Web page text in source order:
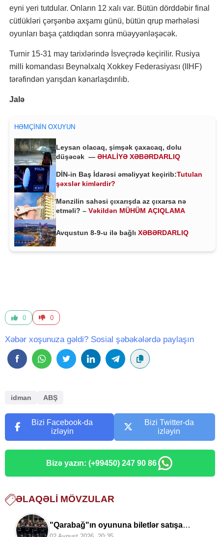
eyni yeri tutdular. Onların 12 xalı var. Bütün dörddəbir final
cütlükləri çərşənbə axşamı günü, bütün qrup mərhələsi
oyunları başa çatdıqdan sonra müəyyənləşəcək.
Turnir 15-31 may tarixlərində İsveçrədə keçirilir. Rusiya
milli komandası Beynəlxalq Xokkey Federasiyası (IIHF)
tərəfindən yarışdan kənarlaşdırılıb.
Jalə
HƏMÇININ OXUYUN
Leysan olacaq, şimşək çaxacaq, dolu
düşəcək — ƏHALİYƏ XƏBƏRDARLIQ
DİN-in Baş İdarəsi əməliyyat keçirib:Tutulan
şəxslər kimlərdir?
Mənzilin sahəsi çıxarışda az çıxarsa nə
etməli? – Vəkildən MÜHÜM AÇIQLAMA
Avqustun 8-9-u ilə bağlı XƏBƏRDARLIQ
0 0
Xəbər xoşunuza gəldi? Sosial şəbəkələrdə paylaşın
idman ABŞ
Bizi Facebook-da
izləyin
Bizi Twitter-da
izləyin
Bizə yazın: (+99450) 247 90 86
ƏLAQƏLI MÖVZULAR
"Qarabağ"ın oyununa biletlər satışa
çıxarıldı